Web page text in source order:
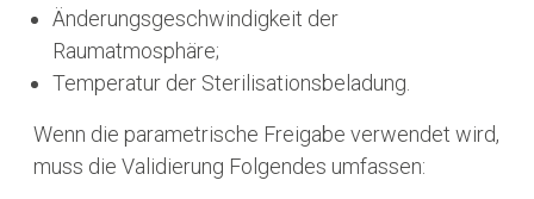
Änderungsgeschwindigkeit der
Raumatmosphäre;
Temperatur der Sterilisationsbeladung.
Wenn die parametrische Freigabe verwendet wird,
muss die Validierung Folgendes umfassen: